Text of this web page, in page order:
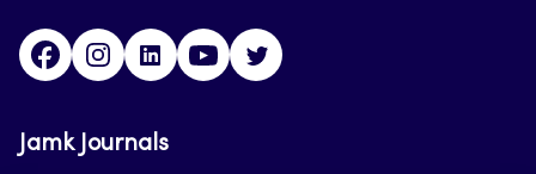
FacebookInstagram
LinkedInYoutube
Jamk Journals